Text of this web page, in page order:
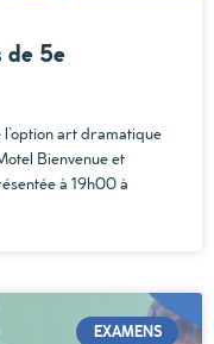
de 5e
art dramatique
Bienvenue et
à 19h00 à
EXAMENS